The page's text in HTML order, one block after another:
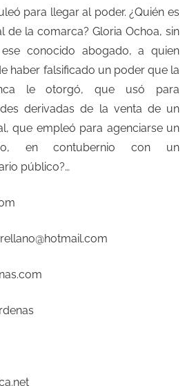
para llegar al poder. ¿Quién es
de la comarca? Gloria Ochoa, sin
conocido abogado, a quien
haber falsificado un poder que la
le otorgó, que usó para
derivadas de la venta de un
que empleó para agenciarse un
en contubernio con un
público?…